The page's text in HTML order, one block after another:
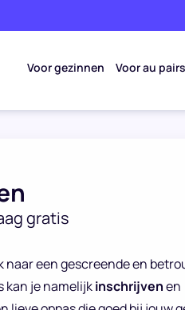
Voor gezinnen Voor au pairs
gratis
naar een gescreende en
kan je namelijkinschrijvenen